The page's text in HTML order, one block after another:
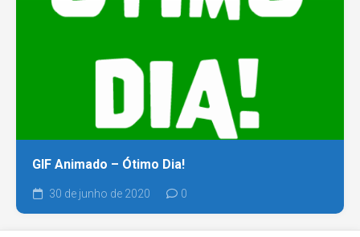
GIF Animado – Ótimo Dia!
30 de junho de 2020 0